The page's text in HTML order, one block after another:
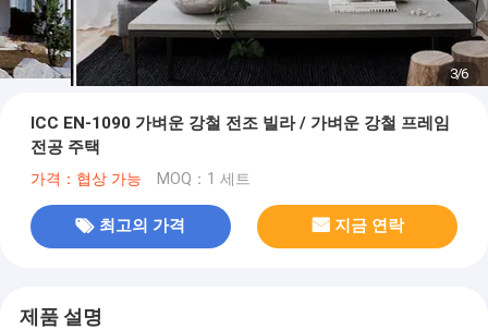
3/6
ICC EN-1090 가벼운 강철 전조 빌라 / 가벼운 강철 프레임
전공 주택
가격：협상 가능 MOQ：1 세트
최고의 가격 지금 연락
제품 설명